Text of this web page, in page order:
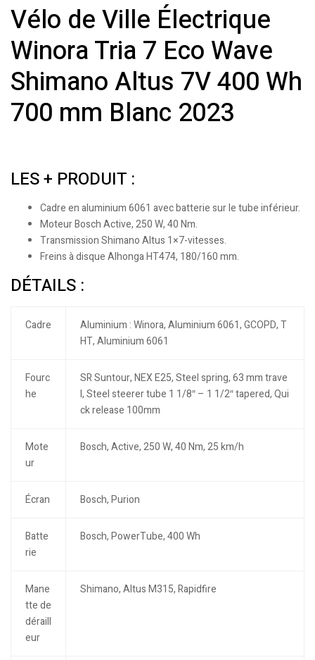
Vélo de Ville Électrique
Winora Tria 7 Eco Wave
Shimano Altus 7V 400 Wh
700 mm Blanc 2023
LES + PRODUIT :
Cadre en aluminium 6061 avec batterie sur le tube inférieur.
Moteur Bosch Active, 250 W, 40 Nm.
Transmission Shimano Altus 1×7-vitesses.
Freins à disque Alhonga HT474, 180/160 mm.
DÉTAILS :
Cadre
Aluminium : Winora, Aluminium 6061, GCOPD, T
HT, Aluminium 6061
Fourc
he
SR Suntour, NEX E25, Steel spring, 63 mm trave
l, Steel steerer tube 1 1/8″ – 1 1/2″ tapered, Qui
ck release 100mm
Mote
ur
Bosch, Active, 250 W, 40 Nm, 25 km/h
Écran Bosch, Purion
Batte
rie
Bosch, PowerTube, 400 Wh
Mane
tte de
déraill
eur
Shimano, Altus M315, Rapidfire